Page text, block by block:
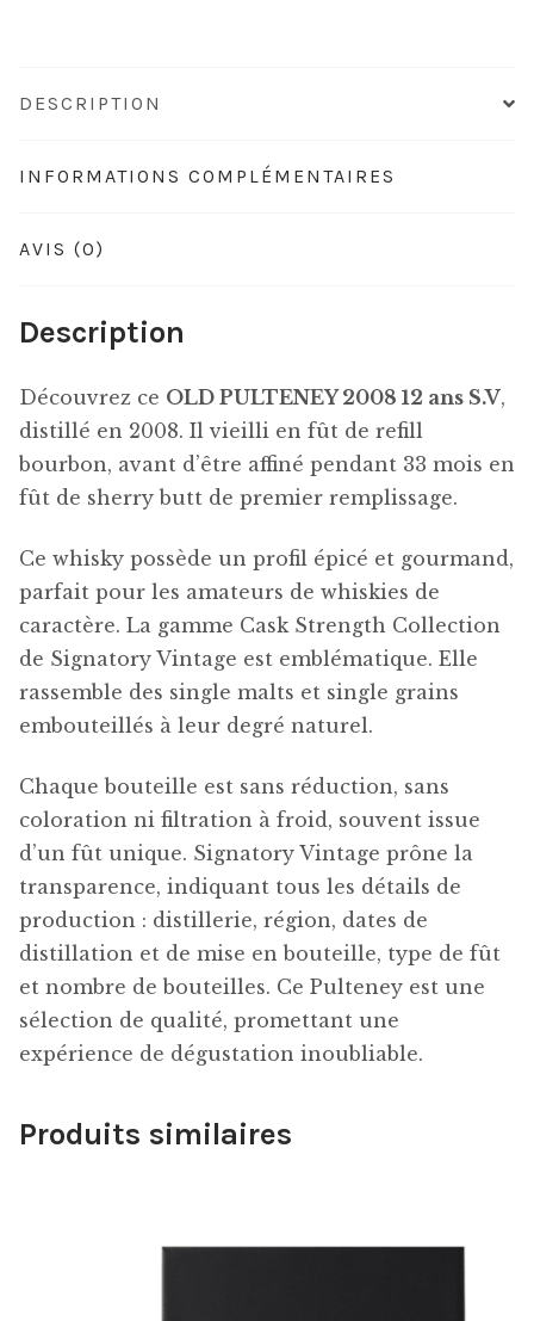
DESCRIPTION
INFORMATIONS COMPLÉMENTAIRES
AVIS (0)
Description
Découvrez ce OLD PULTENEY 2008 12 ans S.V,
distillé en 2008. Il vieilli en fût de refill
bourbon, avant d’être affiné pendant 33 mois en
fût de sherry butt de premier remplissage.
Ce whisky possède un profil épicé et gourmand,
parfait pour les amateurs de whiskies de
caractère. La gamme Cask Strength Collection
de Signatory Vintage est emblématique. Elle
rassemble des single malts et single grains
embouteillés à leur degré naturel.
Chaque bouteille est sans réduction, sans
coloration ni filtration à froid, souvent issue
d’un fût unique. Signatory Vintage prône la
transparence, indiquant tous les détails de
production : distillerie, région, dates de
distillation et de mise en bouteille, type de fût
et nombre de bouteilles. Ce Pulteney est une
sélection de qualité, promettant une
expérience de dégustation inoubliable.
Produits similaires